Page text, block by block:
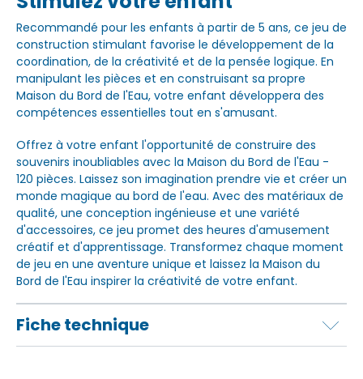
Recommandé pour les enfants à partir de 5 ans, ce jeu de
construction stimulant favorise le développement de la
coordination, de la créativité et de la pensée logique. En
manipulant les pièces et en construisant sa propre
Maison du Bord de l'Eau, votre enfant développera des
compétences essentielles tout en s'amusant.
Offrez à votre enfant l'opportunité de construire des
souvenirs inoubliables avec la Maison du Bord de l'Eau -
120 pièces. Laissez son imagination prendre vie et créer un
monde magique au bord de l'eau. Avec des matériaux de
qualité, une conception ingénieuse et une variété
d'accessoires, ce jeu promet des heures d'amusement
créatif et d'apprentissage. Transformez chaque moment
de jeu en une aventure unique et laissez la Maison du
Bord de l'Eau inspirer la créativité de votre enfant.
Fiche technique